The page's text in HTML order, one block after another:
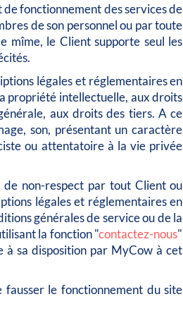
fonctionnement des services de
de son personnel ou par toute
mîme, le Client supporte seul les
légales et réglementaires en
propriété intellectuelle, aux droits
aux droits des tiers. A ce
son, présentant un caractère
ou attentatoire à la vie privée
non-respect par tout Client ou
légales et réglementaires en
générales de service ou de la
la fonction "contactez-nous"
à sa disposition par MyCow à cet
le fonctionnement du site